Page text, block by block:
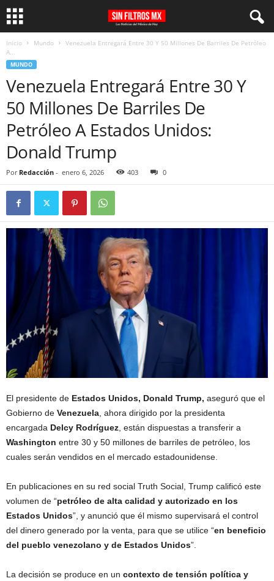
Inicio Mundo
Venezuela Entregará Entre 30 Y 50 Millones De Barriles De Petróleo
A...
MUNDO
Venezuela Entregará Entre 30 Y
50 Millones De Barriles De
Petróleo A Estados Unidos:
Donald Trump
Por Redacción - enero 6, 2026 403 0
El presidente de Estados Unidos, Donald Trump, aseguró que el
Gobierno de Venezuela, ahora dirigido por la presidenta
encargada Delcy Rodríguez, están dispuestas a transferir a
Washington entre 30 y 50 millones de barriles de petróleo, los
cuales serán vendidos en el mercado estadounidense.
En publicaciones en su red social Truth Social, Trump calificó este
volumen de “petróleo de alta calidad y autorizado en los
Estados Unidos”, y anunció que él mismo supervisará el control
del dinero generado por la venta, para que se utilice “en beneficio
del pueblo venezolano y de Estados Unidos”.
La decisión se produce en un contexto de tensión política y